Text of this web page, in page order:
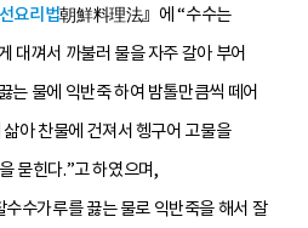
요리법朝鮮料理法』에 “수수는
대껴서 까불러 물을 자주 갈아 부어
는 물에 익반죽 하여 밤톨만큼씩 떼어
아 찬물에 건져서 헹구어 고물을
묻힌다.”고 하였으며,
수가루를 끓는 물로 익반죽을 해서 잘